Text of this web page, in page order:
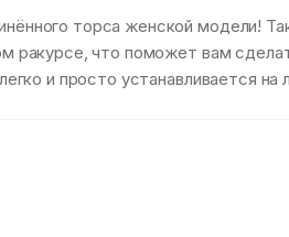
торса женской модели!
ракурсе, что поможет вам
и просто устанавливается